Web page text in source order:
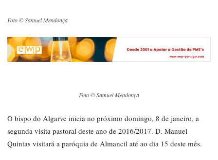
Foto © Samuel Mendonça
Foto © Samuel Mendonça
O bispo do Algarve inicia no próximo domingo, 8 de janeiro, a
segunda visita pastoral deste ano de 2016/2017. D. Manuel
Quintas visitará a paróquia de Almancil até ao dia 15 deste mês.